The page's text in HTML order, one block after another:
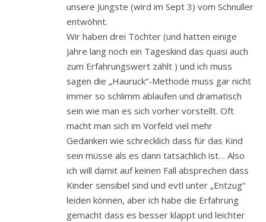
unsere Jüngste (wird im Sept 3) vom Schnuller
entwöhnt.
Wir haben drei Töchter (und hatten einige
Jahre lang noch ein Tageskind das quasi auch
zum Erfahrungswert zählt ) und ich muss
sagen die „Hauruck“-Methode muss gar nicht
immer so schlimm ablaufen und dramatisch
sein wie man es sich vorher vorstellt. Oft
macht man sich im Vorfeld viel mehr
Gedanken wie schrecklich dass für das Kind
sein müsse als es dann tatsächlich ist… Also
ich will damit auf keinen Fall absprechen dass
Kinder sensibel sind und evtl unter „Entzug“
leiden können, aber ich habe die Erfahrung
gemacht dass es besser klappt und leichter